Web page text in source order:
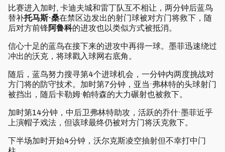
比赛进入加时, 卡迪夫城和雷丁队互不相让，两分钟后蓝鸟
替补托马斯·桑在禁区边发出的射门球被对方门将救下，随
后对方前锋阿鲁科的进攻也以类似方式被抵消。
信心十足的蓝鸟在接下来的进攻中再得一球。墨菲迅速绕过
冲出的沃克，将球戳入球网右底角。
随后，蓝鸟努力搜寻第4个进球机会，一分钟内两度挑战对
方门将的防守技术。加时第7分钟，亚当·弗林特的头球射门
被挡出，随后卡勒姆·帕特森的大力碾射也被救下。
加时第14分钟，中后卫弗林特助攻，活跃的乔什·墨菲近乎
上演帽子戏法，但该球最终仍被对方门将沃克救下。
下半场加时开始4分钟，沃尔克斯凌空抽射但不幸打中门